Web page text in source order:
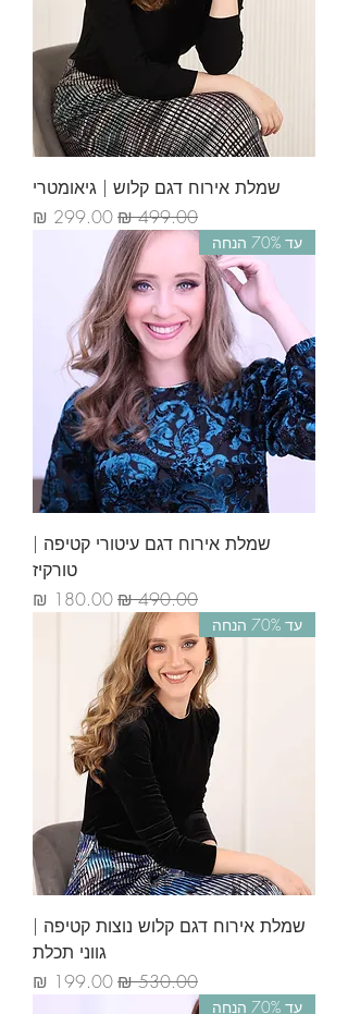
שמלת אירוח דגם קלוש | גיאומטרי
מחיר רגיל מחיר מבצע
עד 70% הנחה
שמלת אירוח דגם עיטורי קטיפה |
טורקיז
מחיר רגיל מחיר מבצע
עד 70% הנחה
שמלת אירוח דגם קלוש נוצות קטיפה |
גווני תכלת
מחיר רגיל מחיר מבצע
עד 70% הנחה